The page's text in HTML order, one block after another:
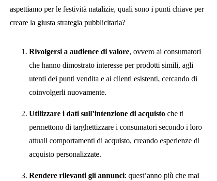
aspettiamo per le festività natalizie, quali sono i punti chiave per
creare la giusta strategia pubblicitaria?
Rivolgersi a audience di valore, ovvero ai consumatori
che hanno dimostrato interesse per prodotti simili, agli
utenti dei punti vendita e ai clienti esistenti, cercando di
coinvolgerli nuovamente.
Utilizzare i dati sull’intenzione di acquisto che ti
permettono di targhettizzare i consumatori secondo i loro
attuali comportamenti di acquisto, creando esperienze di
acquisto personalizzate.
Rendere rilevanti gli annunci: quest’anno più che mai